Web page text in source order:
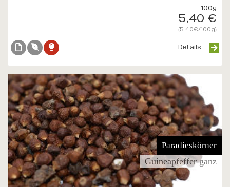
100g
5,40 €
{5.40€/100g}
Details
Paradieskörner
Guineapfeffer ganz